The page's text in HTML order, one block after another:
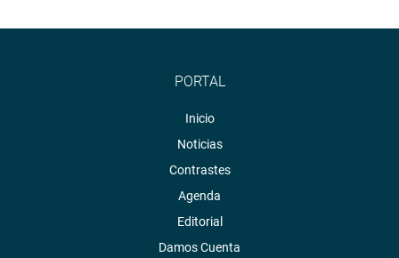
PORTAL
Inicio
Noticias
Contrastes
Agenda
Editorial
Damos Cuenta